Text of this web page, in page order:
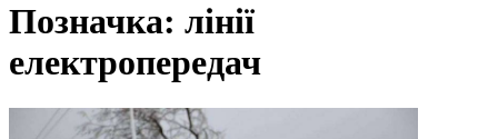
Позначка: лінії
електропередач